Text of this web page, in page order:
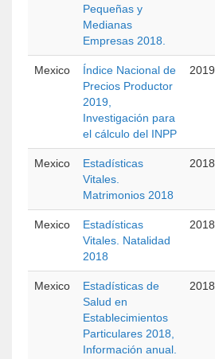
Pequeñas y
Medianas
Empresas 2018.
Mexico
Índice Nacional de
Precios Productor
2019,
Investigación para
el cálculo del INPP
2019
Mexico
Estadísticas
Vitales.
Matrimonios 2018
2018
Mexico
Estadísticas
Vitales. Natalidad
2018
2018
Mexico
Estadísticas de
Salud en
Establecimientos
Particulares 2018,
Información anual.
2018